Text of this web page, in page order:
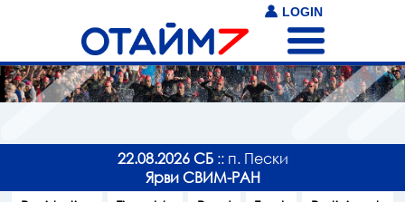
LOGIN
22.08.2026 СБ:: п. Пески
Ярви СВИМ-РАН